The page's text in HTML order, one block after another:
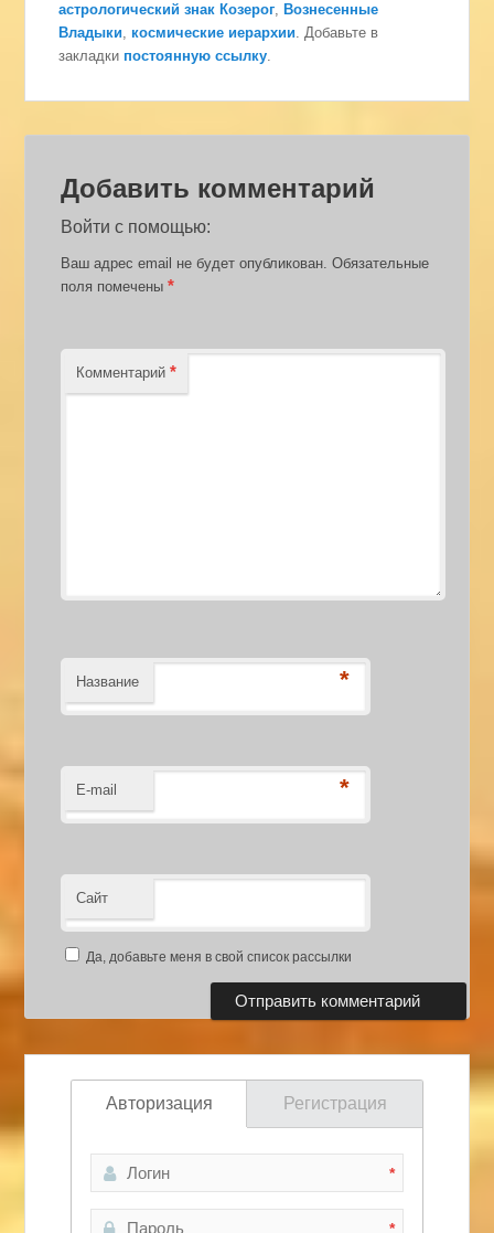
астрологический знак Козерог, Вознесенные
Владыки, космические иерархии. Добавьте в
закладки постоянную ссылку.
Добавить комментарий
Войти с помощью:
Ваш адрес email не будет опубликован. Обязательные
поля помечены*
Комментарий*
Название *
E-mail *
Сайт
Да, добавьте меня в свой список рассылки
Авторизация Регистрация
*
*